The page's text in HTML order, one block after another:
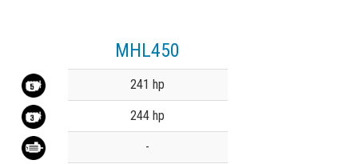
MHL450
241 hp
244 hp
-